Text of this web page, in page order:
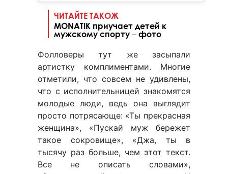
ЧИТАЙТЕ ТАКОЖ
MONATIK приучает детей к
мужскому спорту ‒ фото
Фолловеры тут же засыпали
артистку комплиментами. Многие
отметили, что совсем не удивлены,
что с исполнительницей знакомятся
молодые люди, ведь она выглядит
просто потрясающе: «Ты прекрасная
женщина», «Пускай муж бережет
такое сокровище», «Джа, ты в
тысячу раз больше, чем этот текст.
Все не описать словами»,